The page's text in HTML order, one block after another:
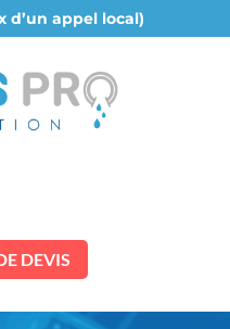
d’un appel local)
DEVIS